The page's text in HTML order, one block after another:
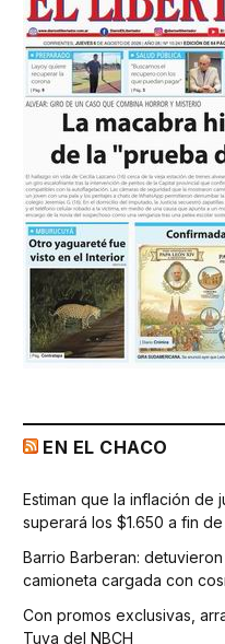
EN EL CHACO
Estiman que la inflación
superará los $1.650 a fin
Barrio Barberan:
camioneta cargada con
Con promos exclusivas,
Tuya del NBCH